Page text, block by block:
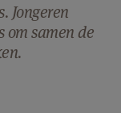
Jongeren
om samen de